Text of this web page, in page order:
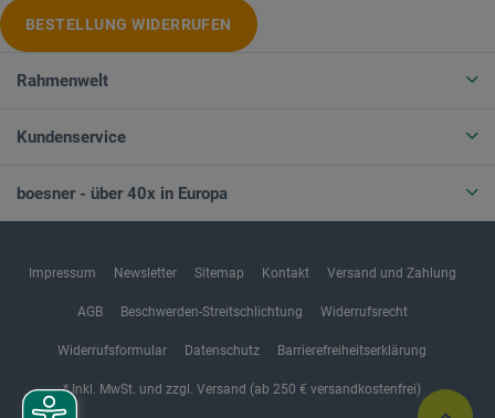
BESTELLUNG WIDERRUFEN
Rahmenwelt
Kundenservice
boesner - über 40x in Europa
Impressum Newsletter Sitemap Kontakt Versand und Zahlung
AGB Beschwerden-Streitschlichtung Widerrufsrecht
Widerrufsformular Datenschutz Barrierefreiheitserklärung
* Inkl. MwSt. und zzgl. Versand (ab 250 € versandkostenfrei)